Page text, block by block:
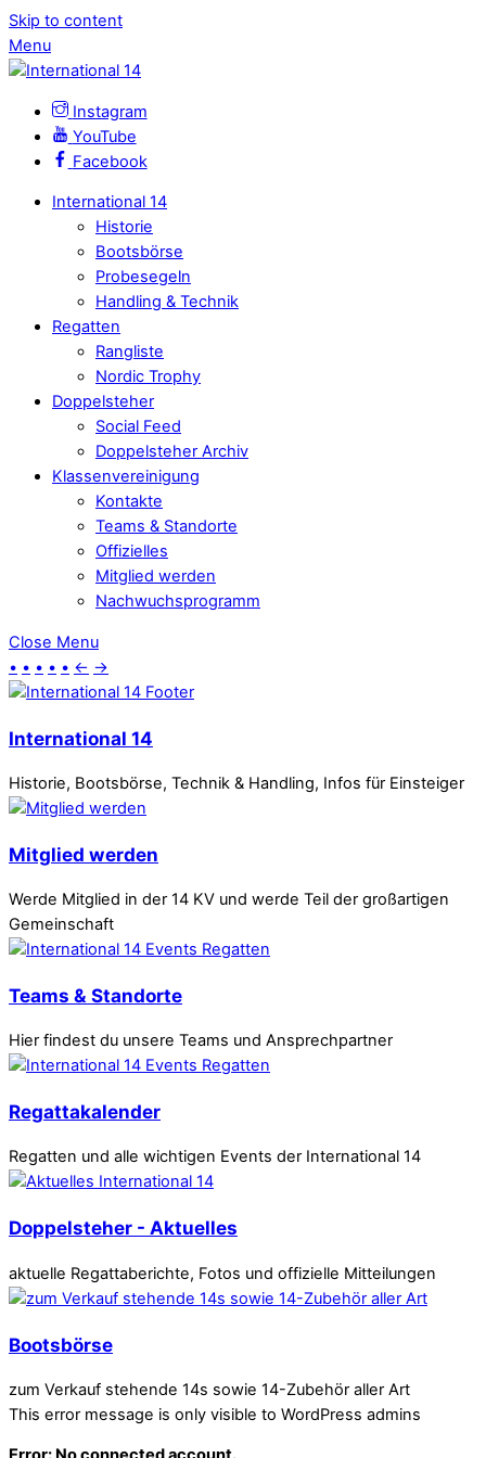
Skip to content
Menu
Instagram
YouTube
Facebook
International 14
Historie
Bootsbörse
Probesegeln
Handling & Technik
Regatten
Rangliste
Nordic Trophy
Doppelsteher
Social Feed
Doppelsteher Archiv
Klassenvereinigung
Kontakte
Teams & Standorte
Offizielles
Mitglied werden
Nachwuchsprogramm
Close Menu
• • • • • ← →
International 14
Historie, Bootsbörse, Technik & Handling, Infos für Einsteiger
Mitglied werden
Werde Mitglied in der 14 KV und werde Teil der großartigen
Gemeinschaft
Teams & Standorte
Hier findest du unsere Teams und Ansprechpartner
Regattakalender
Regatten und alle wichtigen Events der International 14
Doppelsteher - Aktuelles
aktuelle Regattaberichte, Fotos und offizielle Mitteilungen
Bootsbörse
zum Verkauf stehende 14s sowie 14-Zubehör aller Art
This error message is only visible to WordPress admins